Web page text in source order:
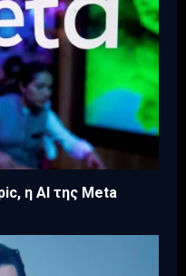
η AI της Meta